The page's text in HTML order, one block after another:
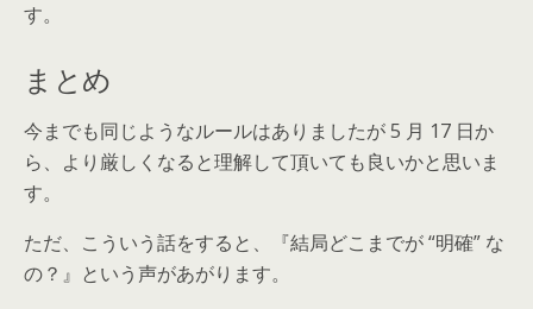
す。
まとめ
今までも同じようなルールはありましたが 5 月 17 日か
ら、より厳しくなると理解して頂いても良いかと思いま
す。
ただ、こういう話をすると、『結局どこまでが “明確” な
の？』という声があがります。